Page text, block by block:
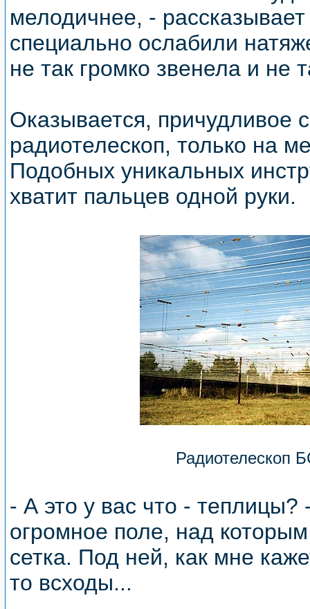
мелодичнее, -
специально ослабили
не так громко звенела и не
Оказывается, причудливое
радиотелескоп, только на
Подобных уникальных
хватит пальцев одной руки.
Радиотелескоп
- А это у вас что - теплицы?
огромное поле, над
сетка. Под ней, как мне
то всходы...